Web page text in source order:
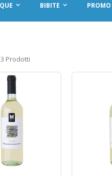
BIBITE PROMO
3 Prodotti